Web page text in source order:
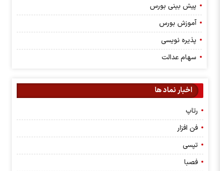
پیش بینی بورس
آموزش بورس
پذیره نویسی
سهام عدالت
اخبار نماد ها
رتاپ
فن افزار
تپسی
فصبا